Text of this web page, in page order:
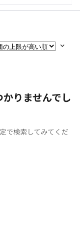
りませんでし
で検索してみてくだ